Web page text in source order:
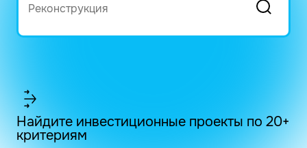
Найдите инвестиционные проекты по 20+
критериям